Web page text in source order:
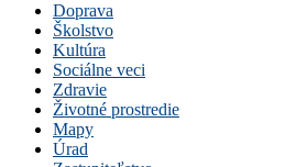
Doprava
Školstvo
Kultúra
Sociálne veci
Zdravie
Životné prostredie
Mapy
Úrad